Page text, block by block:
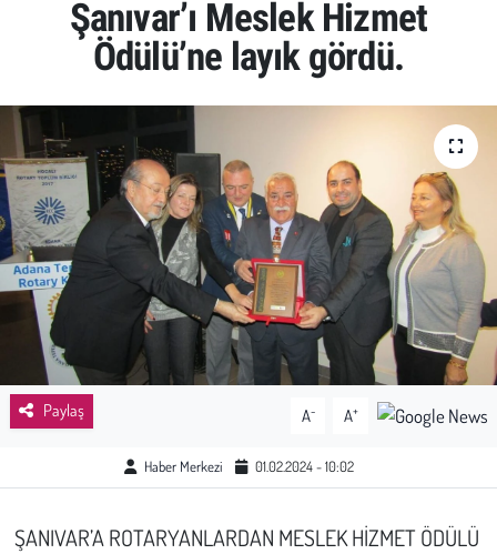
Şanıvar’ı Meslek Hizmet
Ödülü’ne layık gördü.
Paylaş A- A+
Haber Merkezi 01.02.2024 - 10:02
ŞANIVAR’A ROTARYANLARDAN MESLEK HİZMET ÖDÜLÜ
Yaşam
Yerel Haberler
Eğitim
Sağlık
Kadın
Emek
Spor
Çocuk
Kültür Sanat
Son Dakika Haberleri
Haber Arşivi